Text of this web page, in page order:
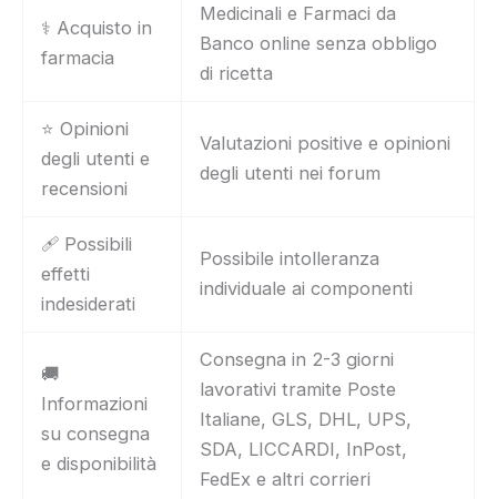
⚕️ Acquisto in
farmacia
Medicinali e Farmaci da
Banco online senza obbligo
di ricetta
⭐ Opinioni
degli utenti e
recensioni
Valutazioni positive e opinioni
degli utenti nei forum
🩹 Possibili
effetti
indesiderati
Possibile intolleranza
individuale ai componenti
🚚
Informazioni
su consegna
e disponibilità
Consegna in 2-3 giorni
lavorativi tramite Poste
Italiane, GLS, DHL, UPS,
SDA, LICCARDI, InPost,
FedEx e altri corrieri